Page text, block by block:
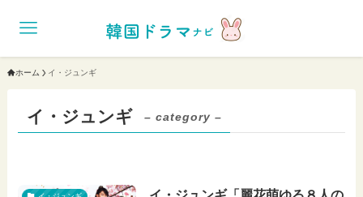
ホーム イ・ジュンギ
イ・ジュンギ – category –